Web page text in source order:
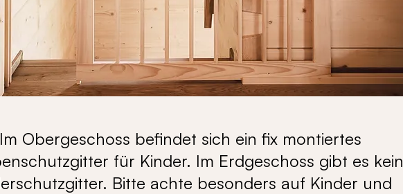
Im Obergeschoss befindet sich ein fix montiertes
für Kinder. Im Erdgeschoss gibt es kein
Bitte achte besonders auf Kinder und